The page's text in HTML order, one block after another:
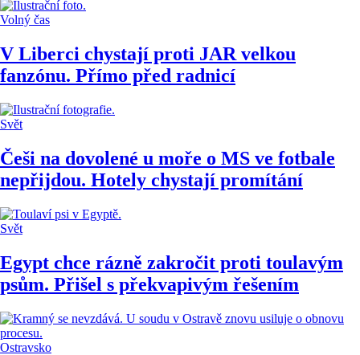
Volný čas
V Liberci chystají proti JAR velkou
fanzónu. Přímo před radnicí
Svět
Češi na dovolené u moře o MS ve fotbale
nepřijdou. Hotely chystají promítání
Svět
Egypt chce rázně zakročit proti toulavým
psům. Přišel s překvapivým řešením
Ostravsko